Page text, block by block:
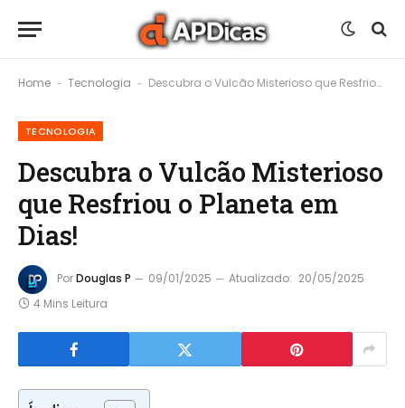
Home - Tecnologia - Descubra o Vulcão Misterioso que Resfriou o Planeta em Dias!
TECNOLOGIA
Descubra o Vulcão Misterioso
que Resfriou o Planeta em
Dias!
PorDouglas P 09/01/2025 Atualizado: 20/05/2025
4 Mins Leitura